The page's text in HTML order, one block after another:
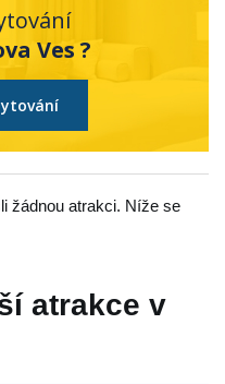
Ves ?
žádnou atrakci. Níže se
atrakce v